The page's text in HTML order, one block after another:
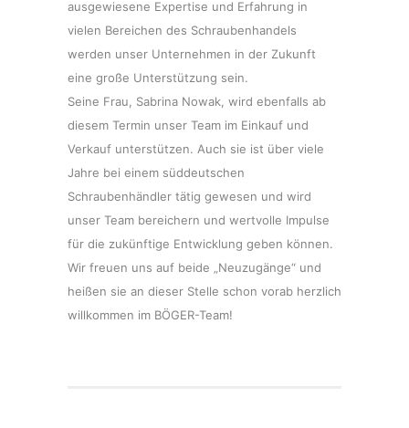
ausgewiesene Expertise und Erfahrung in
vielen Bereichen des Schraubenhandels
werden unser Unternehmen in der Zukunft
eine große Unterstützung sein.
Seine Frau, Sabrina Nowak, wird ebenfalls ab
diesem Termin unser Team im Einkauf und
Verkauf unterstützen. Auch sie ist über viele
Jahre bei einem süddeutschen
Schraubenhändler tätig gewesen und wird
unser Team bereichern und wertvolle Impulse
für die zukünftige Entwicklung geben können.
Wir freuen uns auf beide „Neuzugänge“ und
heißen sie an dieser Stelle schon vorab herzlich
willkommen im BÖGER-Team!